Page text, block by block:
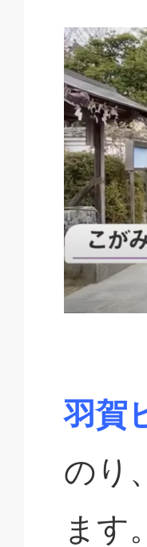
羽賀
のり
ます。